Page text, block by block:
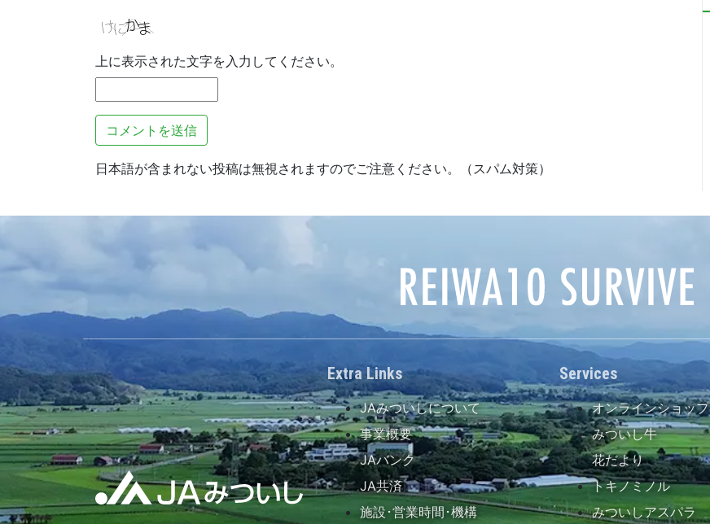
上に表示された文字を入力してください。
日本語が含まれない投稿は無視されますのでご注意ください。（スパム対策）
Extra Links
JAみついしについて
事業概要
JAバンク
JA共済
施設･営業時間･機構
Services
オンラインショップ
みついし牛
花だより
トキノミノル
みついしアスパラ